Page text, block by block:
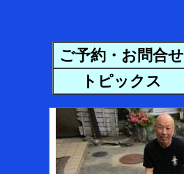
ご予約・お問合せ
トピックス